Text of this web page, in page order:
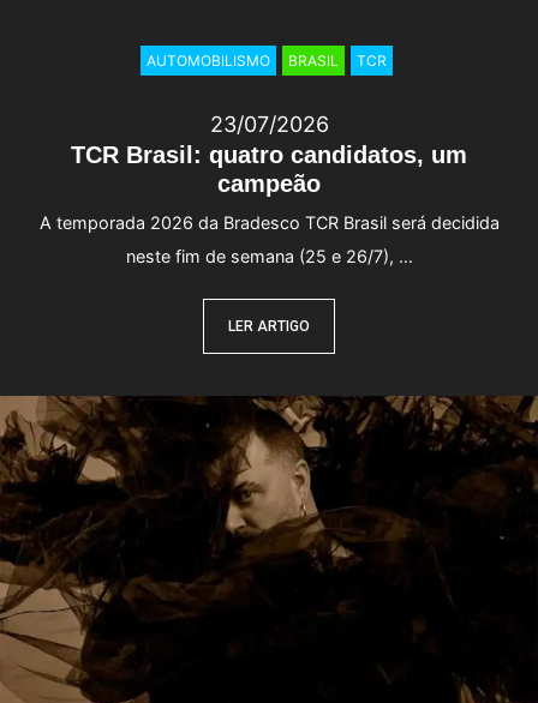
TCR Brasil: quatro candidatos, um
campeão
23/07/2026
A temporada 2026 da Bradesco TCR Brasil será decidida
neste fim de semana (25 e 26/7), …
LER ARTIGO
AUTOMOBILISMO BRASIL TCR